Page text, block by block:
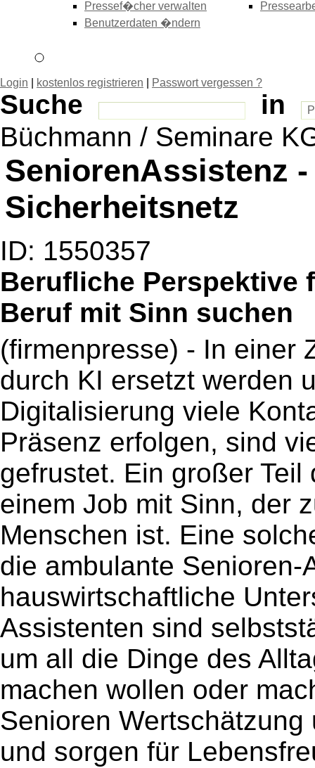
Pressef�cher verwalten
Benutzerdaten �ndern
Login kostenlos registrieren Passwort vergessen ?
Suche
in
Büchmann / Seminare
SeniorenAssistenz
Sicherheitsnetz
ID: 1550357
Berufliche Perspektive
Beruf mit Sinn suchen
(firmenpresse) - In einer
durch KI ersetzt werden
Digitalisierung viele
Präsenz erfolgen, sind
gefrustet. Ein großer
einem Job mit Sinn, der
Menschen ist. Eine
die ambulante
hauswirtschaftliche
Assistenten sind
um all die Dinge des
machen wollen oder
Senioren
und sorgen für